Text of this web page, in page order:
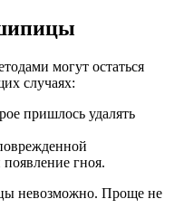
могут остаться
случаях:
пришлось удалять
гноя.
невозможно. Проще не